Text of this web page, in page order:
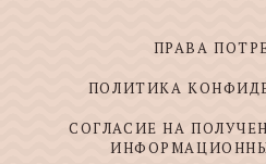
ПРАВА
ПОЛИТИКА
СОГЛАСИЕ НА